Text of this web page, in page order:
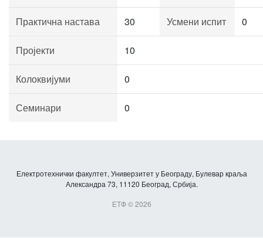
Практична настава 30 Усмени испит 0
Пројекти 10
Колоквијуми 0
Семинари 0
Електротехнички факултет, Универзитет у Београду, Булевар краља
Александра 73, 11120 Београд, Србија.
ЕТФ © 2026